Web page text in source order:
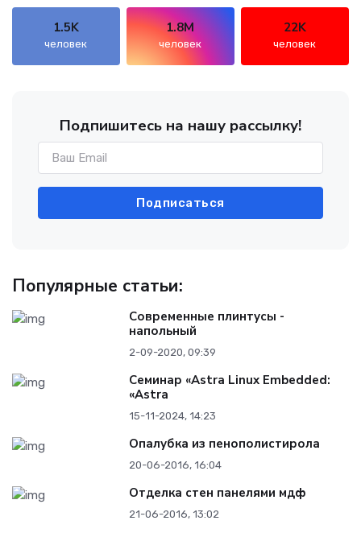
1.5K
человек
1.8M
человек
22K
человек
Подпишитесь на нашу рассылку!
Подписаться
Популярные статьи:
Современные плинтусы -
напольный
2-09-2020, 09:39
Семинар «Astra Linux Embedded:
«Astra
15-11-2024, 14:23
Опалубка из пенополистирола
20-06-2016, 16:04
Отделка стен панелями мдф
21-06-2016, 13:02